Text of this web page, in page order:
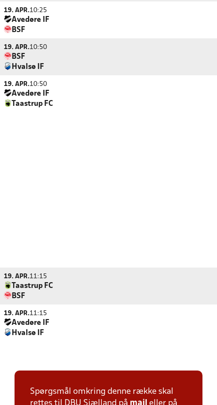
19. APR.10:25
Avedøre IF
BSF
19. APR.10:50
BSF
Hvalsø IF
19. APR.10:50
Avedøre IF
Taastrup FC
19. APR.11:15
Taastrup FC
BSF
19. APR.11:15
Avedøre IF
Hvalsø IF
Spørgsmål omkring denne række skal
rettes til DBU Sjælland på mail eller på